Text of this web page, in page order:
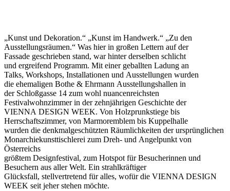
„Kunst und Dekoration.“ „Kunst im Handwerk.“ „Zu den
Ausstellungsräumen.“ Was hier in großen Lettern auf der
Fassade geschrieben stand, war hinter derselben schlicht
und ergreifend Programm. Mit einer geballten Ladung an
Talks, Workshops, Installationen und Ausstellungen wurden
die ehemaligen Bothe & Ehrmann Ausstellungshallen in
der Schloßgasse 14 zum wohl nuancenreichsten
Festivalwohnzimmer in der zehnjährigen Geschichte der
VIENNA DESIGN WEEK. Von Holzprunkstiege bis
Herrschaftszimmer, von Marmoremblem bis Kuppelhalle
wurden die denkmalgeschützten Räumlichkeiten der ursprünglichen
Monarchiekunsttischlerei zum Dreh- und Angelpunkt von
Österreichs
größtem Designfestival, zum Hotspot für Besucherinnen und
Besuchern aus aller Welt. Ein strahlkräftiger
Glücksfall, stellvertretend für alles, wofür die VIENNA DESIGN
WEEK seit jeher stehen möchte.